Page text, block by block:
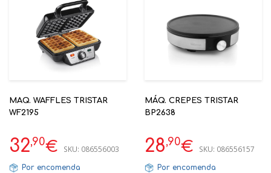
MAQ. WAFFLES TRISTAR
WF2195
32,90€ SKU: 086556003
Por encomenda
MÁQ. CREPES TRISTAR
BP2638
28,90€ SKU: 086556157
Por encomenda